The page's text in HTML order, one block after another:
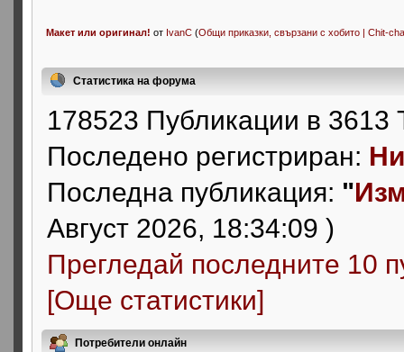
Макет или оригинал! от IvanC (Общи приказки, свързани с хобито | Chit-
Статистика на форума
178523 Публикации в 3613
Последено регистриран:
Последна публикация: "
Август 2026, 18:34:09 )
Прегледай последните 10
[Още статистики]
Потребители онлайн